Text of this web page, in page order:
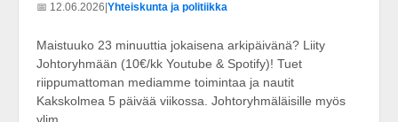
📅 12.06.2026 Yhteiskunta ja politiikka
Maistuuko 23 minuuttia jokaisena arkipäivänä? Liity
Johtoryhmään (10€/kk Youtube & Spotify)! Tuet
riippumattoman mediamme toimintaa ja nautit
Kakskolmea 5 päivää viikossa. Johtoryhmäläisille myös